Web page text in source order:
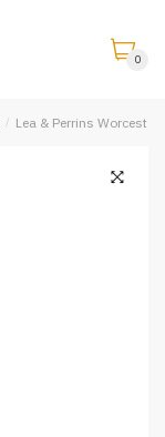
0
/ Lea & Perrins